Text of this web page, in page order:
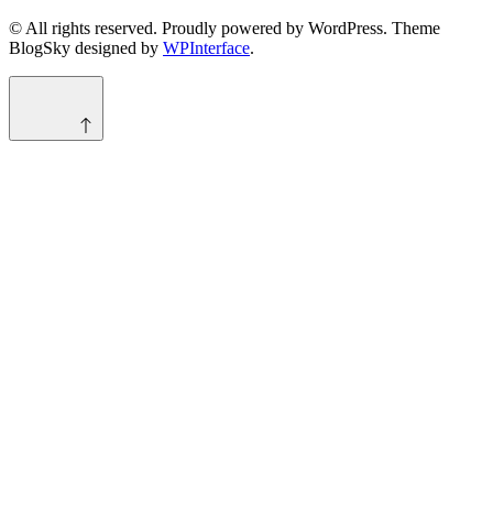
© All rights reserved. Proudly powered by WordPress. Theme
BlogSky designed by WPInterface.